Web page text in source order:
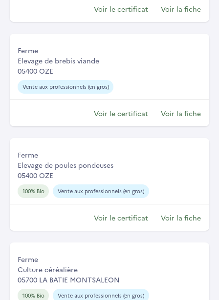
Voir le certificat Voir la fiche
Ferme
Elevage de brebis viande
05400 OZE
Vente aux professionnels (en gros)
Voir le certificat Voir la fiche
Ferme
Elevage de poules pondeuses
05400 OZE
100% Bio Vente aux professionnels (en gros)
Voir le certificat Voir la fiche
Ferme
Culture céréalière
05700 LA BATIE MONTSALEON
100% Bio Vente aux professionnels (en gros)